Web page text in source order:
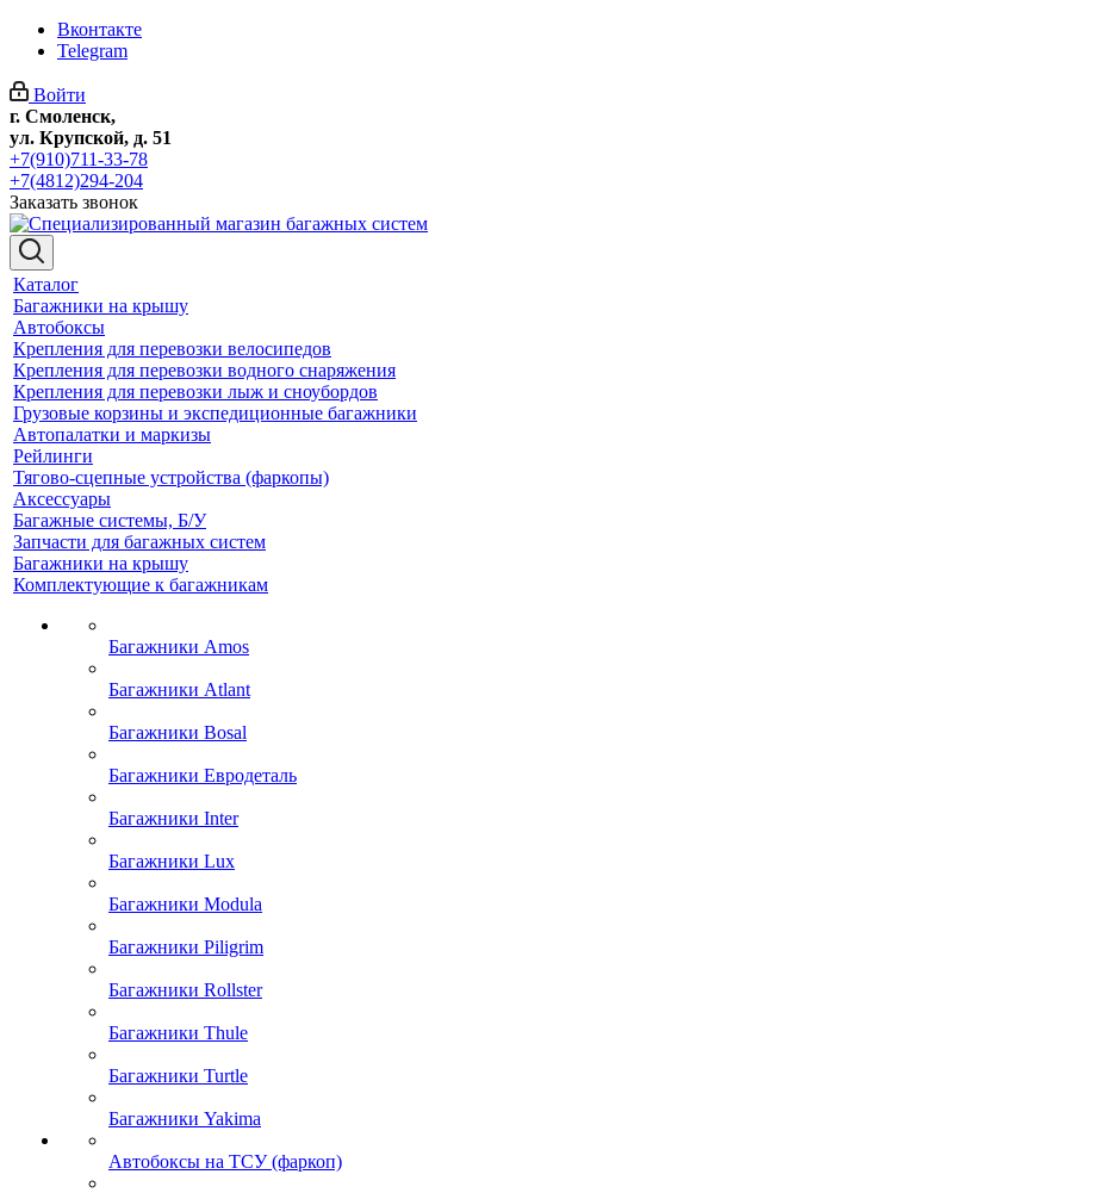
Вконтакте
Telegram
Войти
г. Смоленск,
ул. Крупской, д. 51
+7(910)711-33-78
+7(4812)294-204
Заказать звонок
Каталог
Багажники на крышу
Автобоксы
Крепления для перевозки велосипедов
Крепления для перевозки водного снаряжения
Крепления для перевозки лыж и сноубордов
Грузовые корзины и экспедиционные багажники
Автопалатки и маркизы
Рейлинги
Тягово-сцепные устройства (фаркопы)
Аксессуары
Багажные системы, Б/У
Запчасти для багажных систем
Багажники на крышу
Комплектующие к багажникам
Багажники Amos
Багажники Atlant
Багажники Bosal
Багажники Евродеталь
Багажники Inter
Багажники Lux
Багажники Modula
Багажники Piligrim
Багажники Rollster
Багажники Thule
Багажники Turtle
Багажники Yakima
Автобоксы на ТСУ (фаркоп)